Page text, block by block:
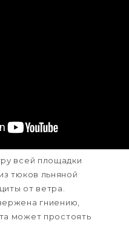
всей площадки
тюков льняной
от ветра.
гниению,
может простоять